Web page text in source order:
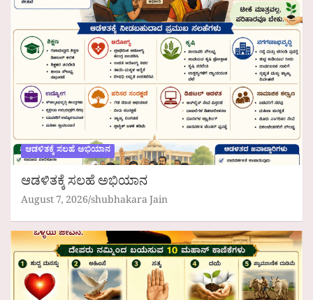
ಆಡಳಿತಕ್ಕೆ ಸಲಹೆ ಅಭಿಯಾನ
ಆಡಳಿತಕ್ಕೆ ಸಲಹೆ ಅಭಿಯಾನ
August 7, 2026 shubhakara Jain